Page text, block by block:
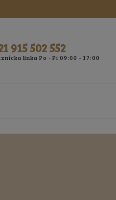
915 502 552
linka Po - Pi 09:00 - 17:00